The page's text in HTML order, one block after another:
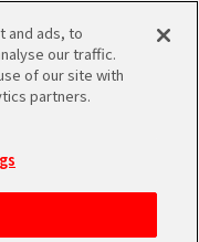
スケジュール 検索
登録について
and ads, to
our traffic.
of our site with
partners.